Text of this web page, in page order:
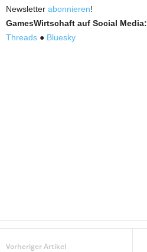
Newsletter abonnieren!
GamesWirtschaft auf Social Media:
Threads ● Bluesky
Vorheriger Artikel